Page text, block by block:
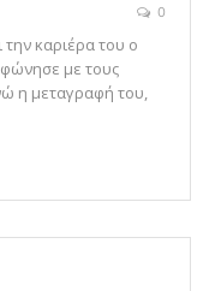
0
καριέρα του ο
με τους
η μεταγραφή του,